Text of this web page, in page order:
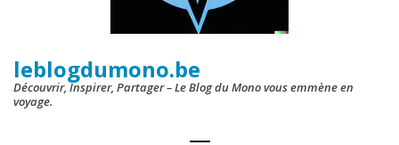
leblogdumono.be
Découvrir, Inspirer, Partager – Le Blog du Mono vous emmène en
voyage.